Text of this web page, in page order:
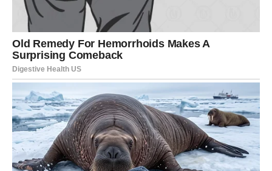
dolaze u ravnotežu.
RAK – SRCE KOJE KONAČNO
DOBIJA MIR
Rak je znak koji je najviše čekao. Vi ste davali, opraštali,
nadali se i verovali čak i onda kada su vas razočarali. Vaše
želje su bile tihe, skrivene duboko u srcu, jer ste često